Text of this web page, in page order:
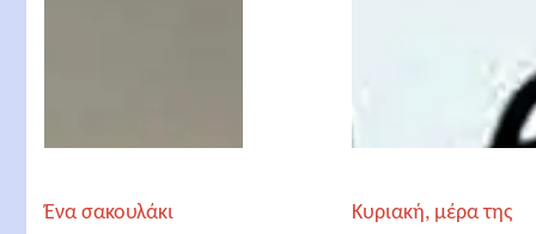
Ένα σακουλάκι
Κυριακή, μέρα της